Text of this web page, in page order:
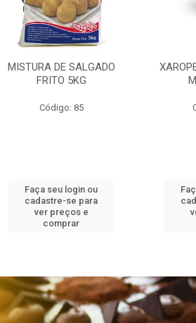
MISTURA DE SALGADO
FRITO 5KG
Código: 85
Faça seu login ou
cadastre-se para
ver preços e
comprar